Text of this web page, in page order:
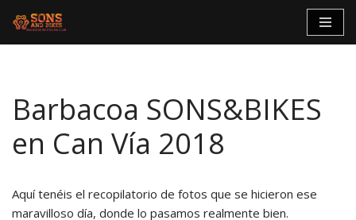
Saltar
Barbacoa SONS&BIKES
en Can Vía 2018
Aquí tenéis el recopilatorio de fotos que se hicieron ese
maravilloso día, donde lo pasamos realmente bien.